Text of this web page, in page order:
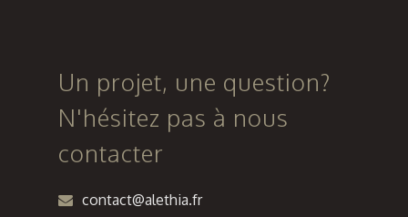
Un projet, une question?
N'hésitez pas à nous
contacter
contact@alethia.fr